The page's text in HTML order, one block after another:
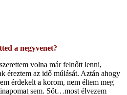
a negyvenet?
volna már felnőtt lenni,
éreztem az idő múlását. Aztán ahogy
érdekelt a korom, nem éltem meg
sem. Sőt…most élvezem